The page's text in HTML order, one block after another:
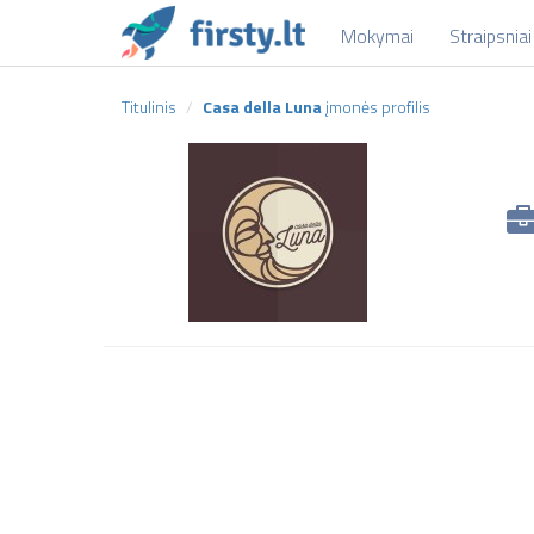
Mokymai Straipsniai
Titulinis Casa della Lunaįmonės profilis